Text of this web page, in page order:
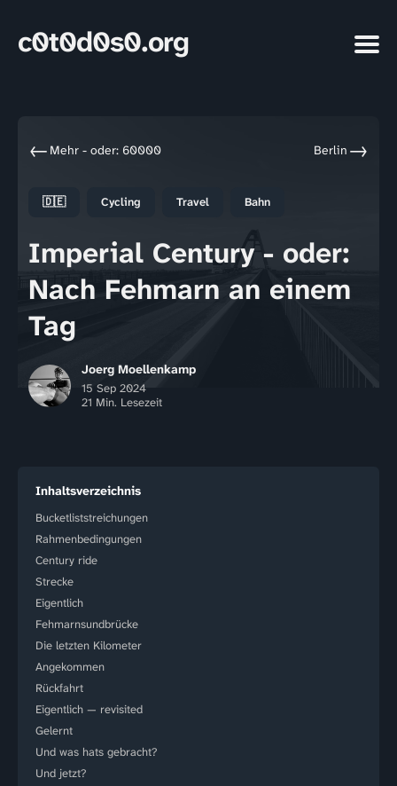
c0t0d0s0.org
← Mehr - oder: 60000 Berlin →
🇩🇪 Cycling Travel Bahn
Imperial Century - oder:
Nach Fehmarn an einem
Tag
Joerg Moellenkamp
15 Sep 2024
21 Min. Lesezeit
Inhaltsverzeichnis
Bucketliststreichungen
Rahmenbedingungen
Century ride
Strecke
Eigentlich
Fehmarnsundbrücke
Die letzten Kilometer
Angekommen
Rückfahrt
Eigentlich — revisited
Gelernt
Und was hats gebracht?
Und jetzt?